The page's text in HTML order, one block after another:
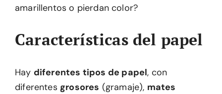
amarillentos o pierdan color?
Características del papel
Hay diferentes tipos de papel, con
diferentes grosores (gramaje), mates